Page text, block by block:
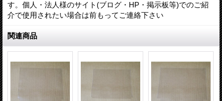
す。個人・法人様のサイト(ブログ・HP・掲示板等)でのご紹
介で使用されたい場合は前もってご連絡下さい
関連商品